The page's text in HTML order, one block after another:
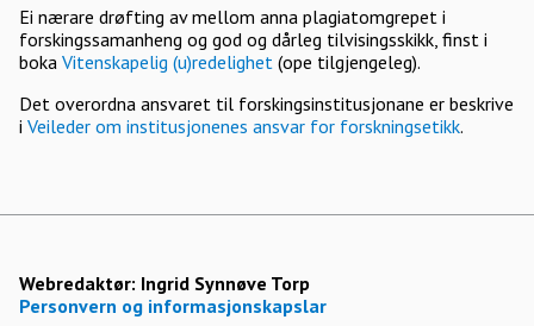
Ei nærare drøfting av mellom anna plagiatomgrepet i
forskingssamanheng og god og dårleg tilvisingsskikk, finst i
boka Vitenskapelig (u)redelighet (ope tilgjengeleg).
Det overordna ansvaret til forskingsinstitusjonane er beskrive
i Veileder om institusjonenes ansvar for forskningsetikk.
Webredaktør: Ingrid Synnøve Torp
Personvern og informasjonskapslar